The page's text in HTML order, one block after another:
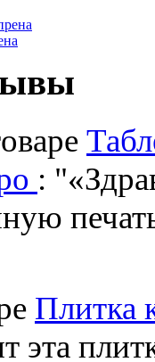
:
Плитка
эта